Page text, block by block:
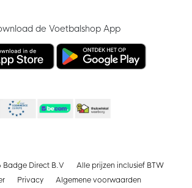
de Voetbalshop App
Direct B.V
Alle prijzen inclusief BTW
Privacy Algemene voorwaarden